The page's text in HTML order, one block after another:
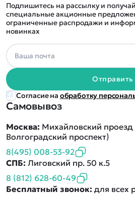
Самовывоз
Москва: Михайловский проезд
Волгоградский проспект)
8(495) 008-53-92
СПБ: Лиговский пр. 50 к.5
8 (812) 628-60-49
Бесплатный звонок: для всех
Подпишитесь на рассылку и
специальные акционные
ограниченные распродажи и
новинках
Отправить
Согласие на обработку